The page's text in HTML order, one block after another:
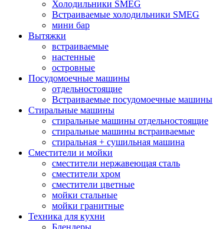
Холодильники SMEG
Встраиваемые холодильники SMEG
мини бар
Вытяжки
встраиваемые
настенные
островные
Посудомоечные машины
отдельностоящие
Встраиваемые посудомоечные машины
Стиральные машины
стиральные машины отдельностоящие
стиральные машины встраиваемые
стиральная + сушильная машина
Сместители и мойки
сместители нержавеющая сталь
сместители хром
сместители цветные
мойки стальные
мойки гранитные
Техника для кухни
Блендеры